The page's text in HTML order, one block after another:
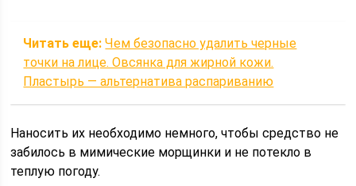
Читать еще: Чем безопасно удалить черные
точки на лице. Овсянка для жирной кожи.
Пластырь — альтернатива распариванию
Наносить их необходимо немного, чтобы средство не
забилось в мимические морщинки и не потекло в
теплую погоду.